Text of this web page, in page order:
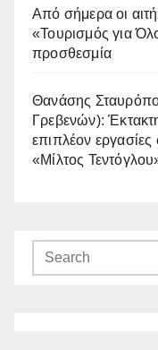
Από σήμερα οι
«Τουρισμός για
προσθεσμία
Θανάσης
Γρεβενών):
επιπλέον
«Μίλτος